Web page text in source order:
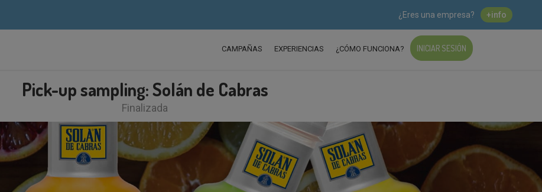
¿Eres una empresa? +info
CAMPAÑAS EXPERIENCIAS ¿CÓMO FUNCIONA? INICIAR SESIÓN
Pick-up sampling: Solán de Cabras
Finalizada